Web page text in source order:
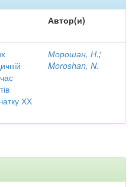
Автор(и)
ХХ
Морошан, Н.;
Moroshan, N.